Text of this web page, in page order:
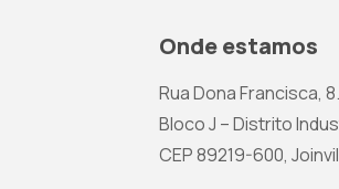
Onde estamos
Rua Dona Francisca,
Bloco J – Distrito
CEP 89219-600,